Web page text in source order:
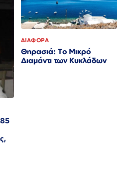
ΔΙΑΦΟΡΑ
Θηρασιά: Το Μικρό
Διαμάντι των Κυκλάδων